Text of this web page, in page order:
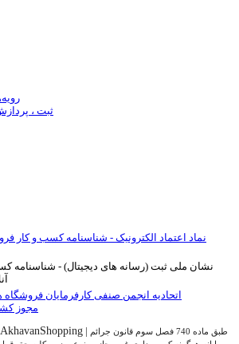
ثبت ،
| طبق ماده 740 فصل سوم قانون جرائم